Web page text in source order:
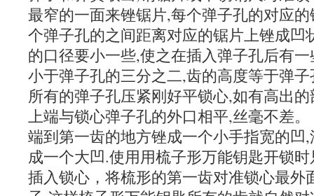
最窄的一面来锉锯片,每个弹子孔的对应
个弹子孔的之间距离对应的锯片上锉成凹
的口径要小一些,使之在插入弹子孔后有
小于弹子孔的三分之二,齿的高度等于弹
所有的弹子孔压紧刚好平锁心,如有高出
上端与锁心弹子孔的外口相平,丝毫不差
端到第一齿的地方锉成一个小手指宽的凹
成一个大凹.使用用梳子形万能钥匙开锁
插入锁心，将梳形的第一齿对准锁心最外